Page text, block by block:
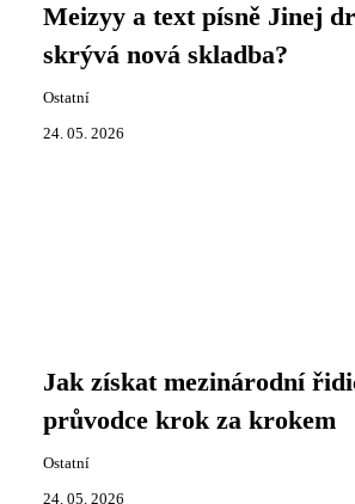
Meizyy a text písně Jinej
skrývá nová skladba?
Ostatní
24. 05. 2026
Jak získat mezinárodní
průvodce krok za krokem
Ostatní
24. 05. 2026